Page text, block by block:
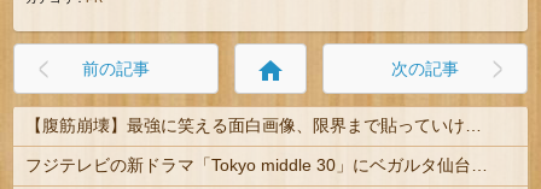
前の記事 home 次の記事
【腹筋崩壊】最強に笑える面白画像、限界まで貼っていけｗｗｗ
フジテレビの新ドラマ「Tokyo middle 30」にベガルタ仙台っぽいネタが登場